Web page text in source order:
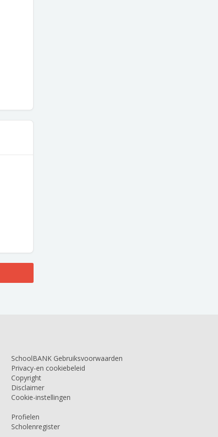
SchoolBANK Gebruiksvoorwaarden
Privacy-en cookiebeleid
Copyright
Disclaimer
Cookie-instellingen
Profielen
Scholenregister